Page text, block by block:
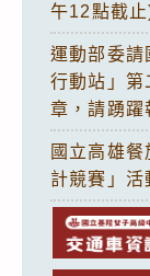
午12點截止
運動部委請
行動站」第
章，請踴躍
國立高雄
計競賽」活